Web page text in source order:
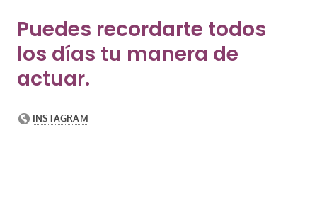
Puedes recordarte todos
los días tu manera de
actuar.